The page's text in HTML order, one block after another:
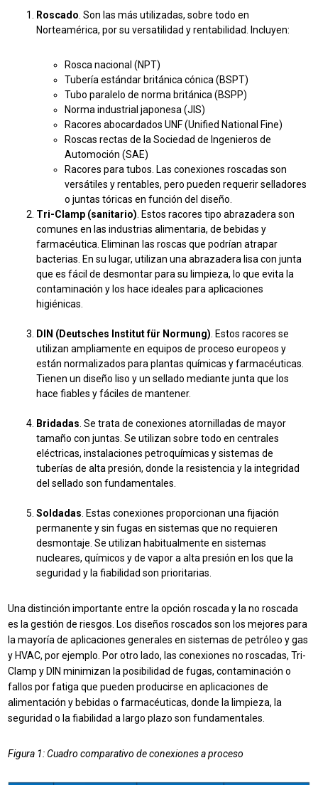
Roscado . Son las más utilizadas, sobre todo en
Norteamérica, por su versatilidad y rentabilidad. Incluyen:
Rosca nacional (NPT)
Tubería estándar británica cónica (BSPT)
Tubo paralelo de norma británica (BSPP)
Norma industrial japonesa (JIS)
Racores abocardados UNF (Unified National Fine)
Roscas rectas de la Sociedad de Ingenieros de
Automoción (SAE)
Racores para tubos. Las conexiones roscadas son
versátiles y rentables, pero pueden requerir selladores
o juntas tóricas en función del diseño.
Tri-Clamp (sanitario) . Estos racores tipo abrazadera son
comunes en las industrias alimentaria, de bebidas y
farmacéutica. Eliminan las roscas que podrían atrapar
bacterias. En su lugar, utilizan una abrazadera lisa con junta
que es fácil de desmontar para su limpieza, lo que evita la
contaminación y los hace ideales para aplicaciones
higiénicas.
DIN (Deutsches Institut für Normung) . Estos racores se
utilizan ampliamente en equipos de proceso europeos y
están normalizados para plantas químicas y farmacéuticas.
Tienen un diseño liso y un sellado mediante junta que los
hace fiables y fáciles de mantener.
Bridadas . Se trata de conexiones atornilladas de mayor
tamaño con juntas. Se utilizan sobre todo en centrales
eléctricas, instalaciones petroquímicas y sistemas de
tuberías de alta presión, donde la resistencia y la integridad
del sellado son fundamentales.
Soldadas . Estas conexiones proporcionan una fijación
permanente y sin fugas en sistemas que no requieren
desmontaje. Se utilizan habitualmente en sistemas
nucleares, químicos y de vapor a alta presión en los que la
seguridad y la fiabilidad son prioritarias.
Una distinción importante entre la opción roscada y la no roscada
es la gestión de riesgos. Los diseños roscados son los mejores para
la mayoría de aplicaciones generales en sistemas de petróleo y gas
y HVAC, por ejemplo. Por otro lado, las conexiones no roscadas, Tri-
Clamp y DIN minimizan la posibilidad de fugas, contaminación o
fallos por fatiga que pueden producirse en aplicaciones de
alimentación y bebidas o farmacéuticas, donde la limpieza, la
seguridad o la fiabilidad a largo plazo son fundamentales.
Figura 1: Cuadro comparativo de conexiones a proceso